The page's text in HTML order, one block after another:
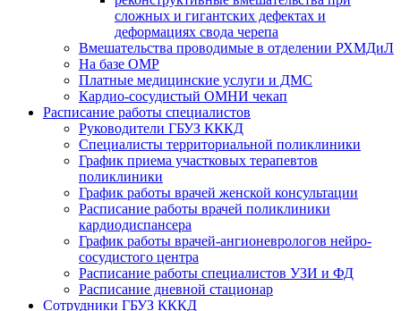
сложных и гигантских дефектах и
деформациях свода черепа
Вмешательства проводимые в отделении РХМДиЛ
На базе ОМР
Платные медицинские услуги и ДМС
Кардио-сосудистый ОМНИ чекап
Расписание работы специалистов
Руководители ГБУЗ КККД
Специалисты территориальной поликлиники
График приема участковых терапевтов
поликлиники
График работы врачей женской консультации
Расписание работы врачей поликлиники
кардиодиспансера
График работы врачей-ангионеврологов нейро-
сосудистого центра
Расписание работы специалистов УЗИ и ФД
Расписание дневной стационар
Сотрудники ГБУЗ КККД